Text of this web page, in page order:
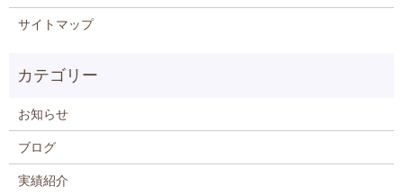
サイトマップ
お知らせ
ブログ
実績紹介